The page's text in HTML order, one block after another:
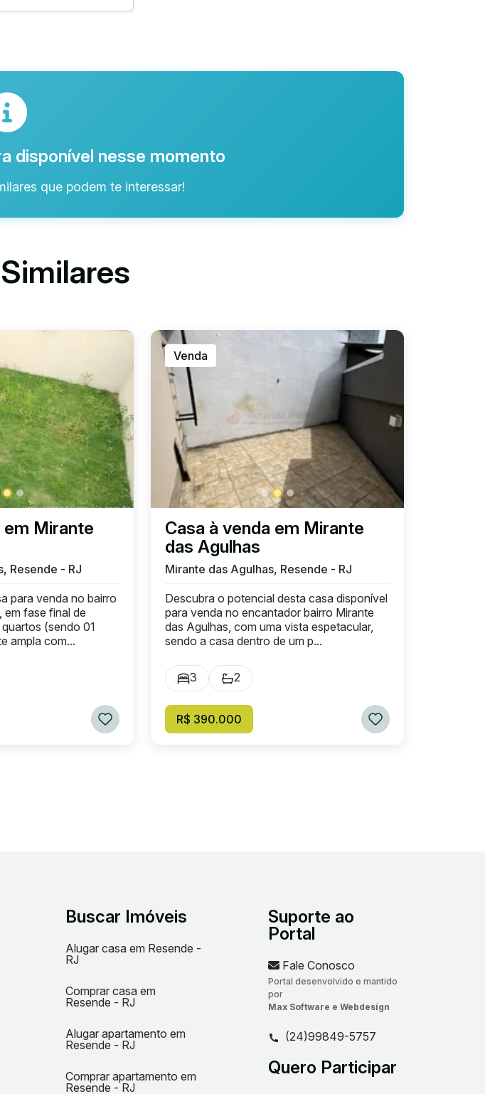
disponível nesse momento
que podem te interessar!
em Mirante
Resende - RJ
para venda no bairro
em fase final de
(sendo 01
ampla com...
Venda
Casa à venda em Mirante
das Agulhas
Mirante das Agulhas, Resende - RJ
Descubra o potencial desta casa disponível
para venda no encantador bairro Mirante
das Agulhas, com uma vista espetacular,
sendo a casa dentro de um p...
3 2
R$ 390.000
Buscar Imóveis
Alugar casa em Resende -
RJ
Comprar casa em
Resende - RJ
Alugar apartamento em
Resende - RJ
Comprar apartamento em
Resende - RJ
Suporte ao
Portal
Fale Conosco
Portal desenvolvido e mantido
por
Max Software e Webdesign
(24)99849-5757
Quero Participar